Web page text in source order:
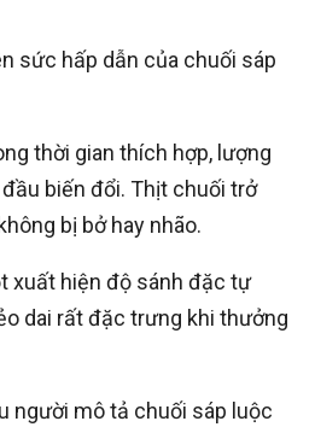
sức hấp dẫn của chuối sáp
thời gian thích hợp, lượng
biến đổi. Thịt chuối trở
bị bở hay nhão.
xuất hiện độ sánh đặc tự
dai rất đặc trưng khi thưởng
người mô tả chuối sáp luộc